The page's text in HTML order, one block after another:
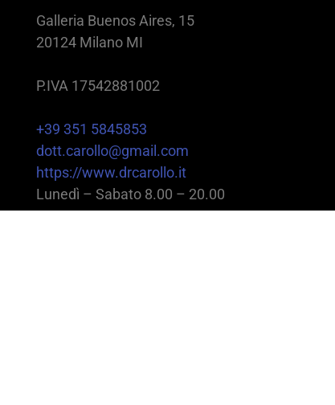
Galleria Buenos Aires, 15
20124 Milano MI
P.IVA 17542881002
+39 351 5845853
dott.carollo@gmail.com
https://www.drcarollo.it
Lunedì – Sabato 8.00 – 20.00